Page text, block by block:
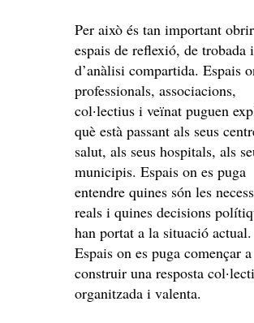
Per això és tan important obrir
espais de reflexió, de trobada i
d’anàlisi compartida. Espais
professionals, associacions,
col·lectius i veïnat puguen
què està passant als seus
salut, als seus hospitals, als
municipis. Espais on es puga
entendre quines són les
reals i quines decisions
han portat a la situació actual.
Espais on es puga començar a
construir una resposta
organitzada i valenta.